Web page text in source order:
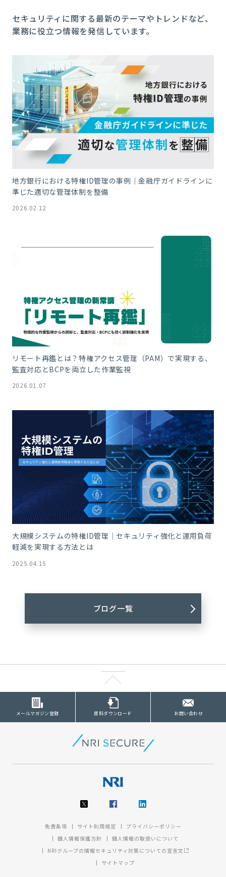
セキュリティに関する最新のテーマやトレンドなど、
業務に役立つ情報を発信しています。
地方銀行における特権ID管理の事例｜金融庁ガイドラインに
準じた適切な管理体制を整備
2026.02.12
リモート再鑑とは？特権アクセス管理（PAM）で実現する、
監査対応とBCPを両立した作業監視
2026.01.07
大規模システムの特権ID管理｜セキュリティ強化と運用負荷
軽減を実現する方法とは
2025.04.15
ブログ一覧
メールマガジン登録 資料ダウンロード お問い合わせ
免責条項 サイト利用規定
プライバシーポリシー
個人情報保護方針
個人情報の取扱いについて
NRIグループの情報セキュリティ対策についての宣言文
サイトマップ